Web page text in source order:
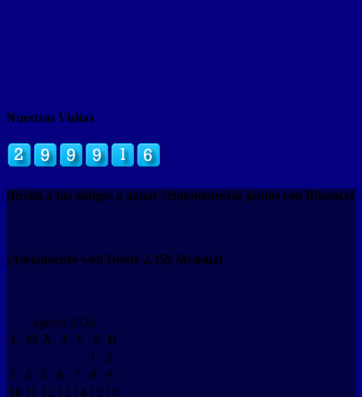
Nuestras Visitas
¡Invita a tus amigos a ganar criptomonedas juntos con Binance!
¡Alojamiento web Desde 2.35$ Mensual
agosto 2026
L M X J V S D
1
2
3
4 5 6 7 8
9
10 11 12 13 14 15 16